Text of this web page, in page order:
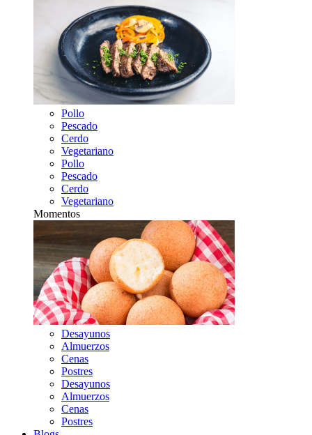
Pollo
Pescado
Cerdo
Vegetariano
Pollo
Pescado
Cerdo
Vegetariano
Momentos
Desayunos
Almuerzos
Cenas
Postres
Desayunos
Almuerzos
Cenas
Postres